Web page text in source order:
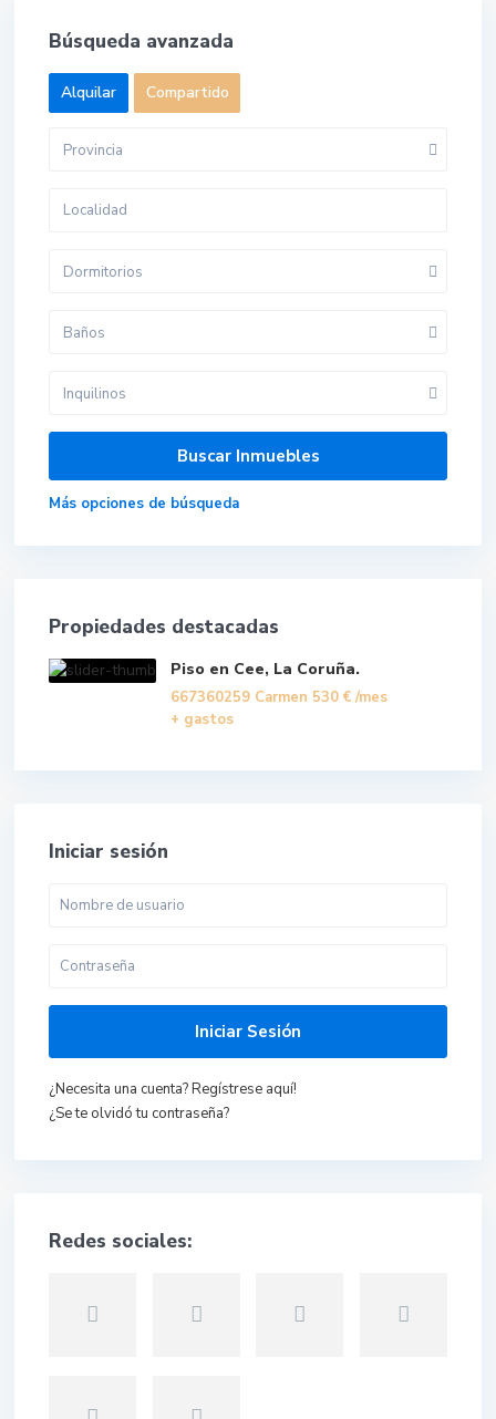
Búsqueda avanzada
Alquilar Compartido
Provincia
Dormitorios
Baños
Inquilinos
Más opciones de búsqueda
Propiedades destacadas
Piso en Cee, La Coruña.
667360259 Carmen 530 € /mes
+ gastos
Iniciar sesión
Iniciar Sesión
¿Necesita una cuenta? Regístrese aquí!
¿Se te olvidó tu contraseña?
Redes sociales: